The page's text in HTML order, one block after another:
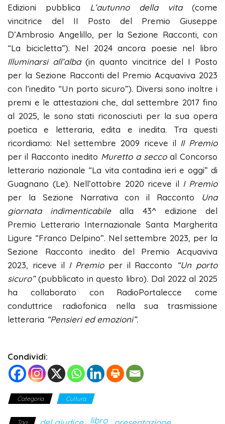
Edizioni pubblica L’autunno della vita(come
vincitrice del II Posto del Premio Giuseppe
D’Ambrosio Angelillo, per la Sezione Racconti, con
“La bicicletta”). Nel 2024 ancora poesie nel libro
Illuminarsi all’alba (in quanto vincitrice del I Posto
per la Sezione Racconti del Premio Acquaviva 2023
con l’inedito “Un porto sicuro”). Diversi sono inoltre i
premi e le attestazioni che, dal settembre 2017 fino
al 2025, le sono stati riconosciuti per la sua opera
poetica e letteraria, edita e inedita. Tra questi
ricordiamo: Nel settembre 2009 riceve il II Premio
per il Racconto inedito Muretto a seccoal Concorso
letterario nazionale “La vita contadina ieri e oggi” di
Guagnano (Le). Nell’ottobre 2020 riceve il I Premio
per la Sezione Narrativa con il Racconto Una
giornata indimenticabilealla 43^ edizione del
Premio Letterario Internazionale Santa Margherita
Ligure “Franco Delpino”. Nel settembre 2023, per la
Sezione Racconto inedito del Premio Acquaviva
2023, riceve il I Premioper il Racconto
“Un porto
sicuro”(pubblicato in questo libro). Dal 2022 al 2025
ha collaborato con RadioPortalecce come
conduttrice radiofonica nella sua trasmissione
letteraria “Pensieri ed emozioni”.
Condividi:
Categoria Cultura
Tag libro